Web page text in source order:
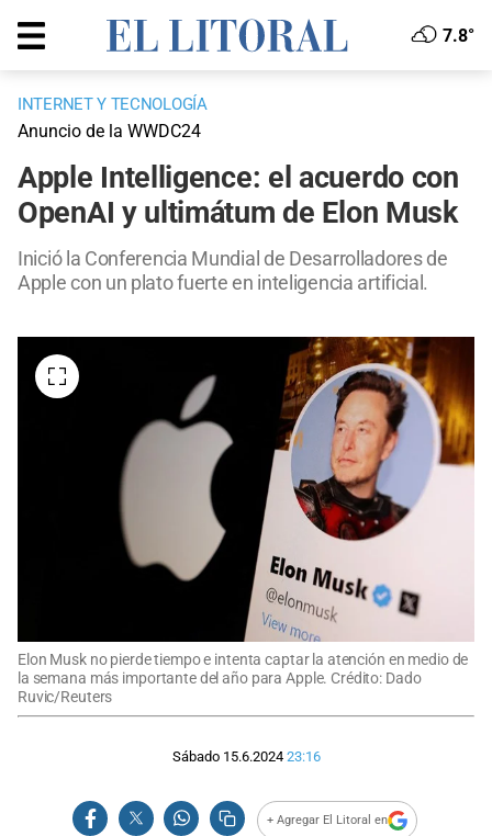
7.8°
INTERNET Y TECNOLOGÍA
Anuncio de la WWDC24
Apple Intelligence: el acuerdo con
OpenAI y ultimátum de Elon Musk
Inició la Conferencia Mundial de Desarrolladores de
Apple con un plato fuerte en inteligencia artificial.
Elon Musk no pierde tiempo e intenta captar la atención en medio de
la semana más importante del año para Apple. Crédito: Dado
Ruvic/Reuters
Sábado 15.6.2024 23:16
+ Agregar El Litoral en